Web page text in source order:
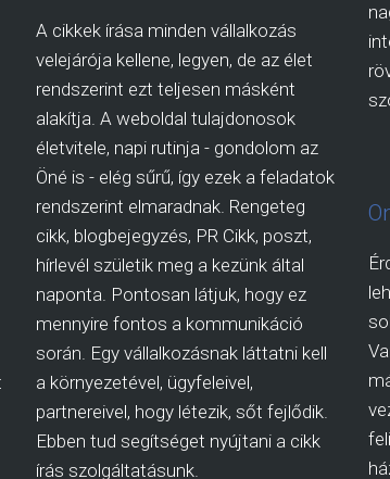
A cikkek írása minden vállalkozás
velejárója kellene, legyen, de az élet
rendszerint ezt teljesen másként
alakítja. A weboldal tulajdonosok
életvitele, napi rutinja - gondolom az
Öné is - elég sűrű, így ezek a feladatok
rendszerint elmaradnak. Rengeteg
cikk, blogbejegyzés, PR Cikk, poszt,
hírlevél születik meg a kezünk által
naponta. Pontosan látjuk, hogy ez
mennyire fontos a kommunikáció
során. Egy vállalkozásnak láttatni kell
a környezetével, ügyfeleivel,
partnereivel, hogy létezik, sőt fejlődik.
Ebben tud segítséget nyújtani a cikk
írás szolgáltatásunk.